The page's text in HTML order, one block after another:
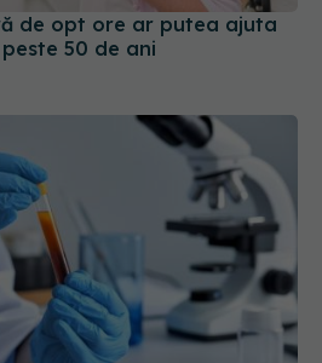
mică. De ce nu este
lipsa de fier